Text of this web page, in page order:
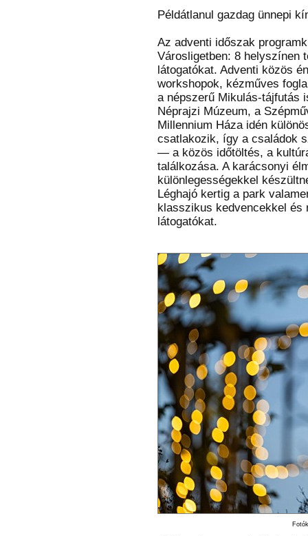
Példátlanul gazdag ünnepi
Az adventi időszak
Városligetben: 8 helyszínen
látogatókat. Adventi közös
workshopok, kézműves
a népszerű Mikulás-tájfutás
Néprajzi Múzeum, a
Millennium Háza idén
csatlakozik, így a családok
— a közös időtöltés, a
találkozása. A karácsonyi
különlegességekkel
Léghajó kertig a park
klasszikus kedvencekkel és
látogatókat.